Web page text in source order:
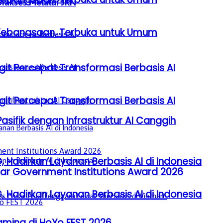
Percepat Transformasi Berbasis AI
Layanan Berbasis AI di Indonesia
Terbuka untuk Umum
Percepat Transformasi Berbasis AI
Layanan Berbasis AI di Indonesia
Melalui JKN
dengan Infrastruktur AI Canggih
Government Institutions Award 2026